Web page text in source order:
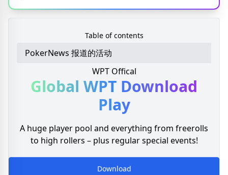
Table of contents
PokerNews 报道的活动
WPT Offical
Global WPT Download
Play
A huge player pool and everything from freerolls
to high rollers – plus regular special events!
Download